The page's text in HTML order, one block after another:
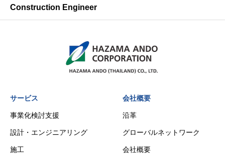
Construction Engineer
サービス
事業化検討支援
設計・エンジニアリング
施工
会社概要
沿革
グローバルネットワーク
会社概要